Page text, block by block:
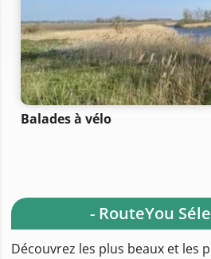
Balades à vélo
- RouteYou
Découvrez les plus beaux et les